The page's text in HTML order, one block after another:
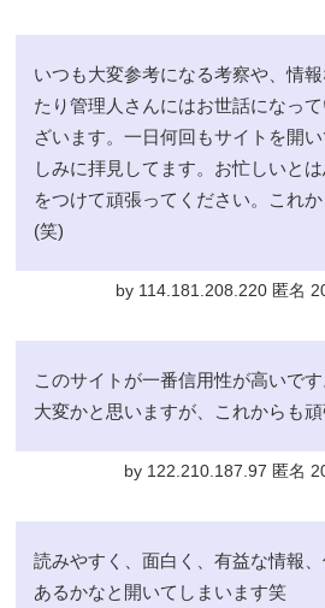
いつも大変参考になる考察や、情
たり管理人さんにはお世話になっ
ざいます。一日何回もサイトを開
しみに拝見してます。お忙しいと
をつけて頑張ってください。これ
(笑)
by 114.181.208.220 匿名
このサイトが一番信用性が高いです
大変かと思いますが、これからも
by 122.210.187.97 匿名
読みやすく、面白く、有益な情報
あるかなと開いてしまいます笑